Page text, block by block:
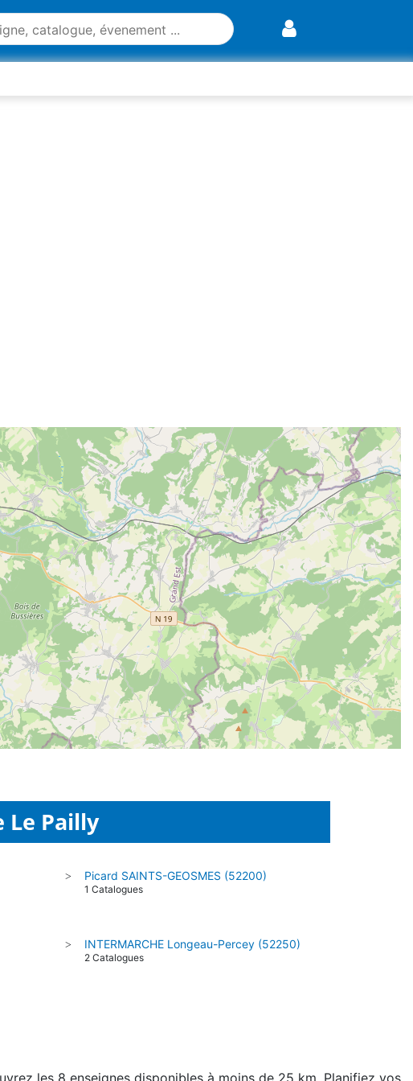
Le Pailly
> Picard SAINTS-GEOSMES (52200)
1 Catalogues
> INTERMARCHE Longeau-Percey (52250)
2 Catalogues
les 8 enseignes disponibles à moins de 25 km. Planifiez vos